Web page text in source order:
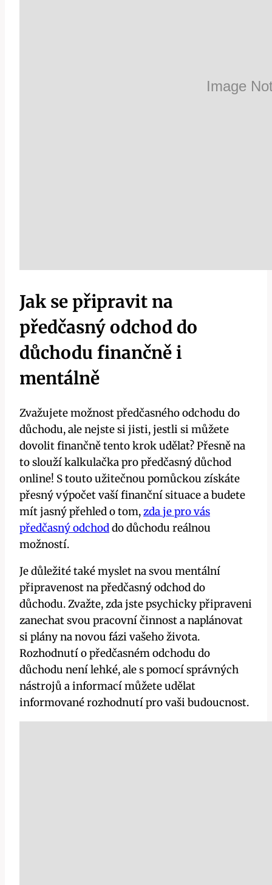
Jak se připravit na
předčasný odchod do
důchodu finančně i
mentálně
Zvažujete možnost předčasného odchodu do
důchodu, ale nejste si jisti, jestli si můžete
dovolit finančně tento krok udělat? Přesně na
to slouží kalkulačka pro předčasný důchod
online! S touto užitečnou pomůckou získáte
přesný výpočet vaší finanční situace a budete
mít jasný přehled o tom,zda je pro vás
předčasný odchoddo důchodu reálnou
možností.
Je důležité také myslet na svou mentální
připravenost na předčasný odchod do
důchodu. Zvažte, zda jste psychicky připraveni
zanechat svou pracovní činnost a naplánovat
si plány na novou fázi vašeho života.
Rozhodnutí o předčasném odchodu do
důchodu není lehké, ale s pomocí správných
nástrojů a informací můžete udělat
informované rozhodnutí pro vaši budoucnost.